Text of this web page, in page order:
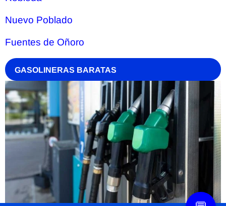
Nuevo Poblado
Fuentes de Oñoro
GASOLINERAS BARATAS